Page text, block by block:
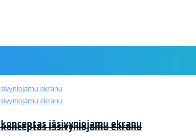
išsivyniojamu ekranu
išsivyniojamu ekranu